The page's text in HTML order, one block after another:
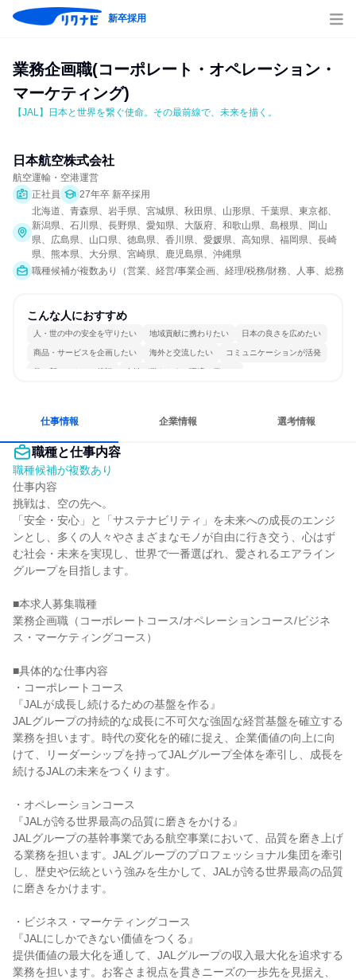
新卒採用
業務企画職(コーポレート・オペレーション・
マーケティング)
【JAL】日本と世界を繋ぐ使命。その最前線で、未来を描く。
日本航空株式会社
航空運輸・空港運営
正社員
27年卒 新卒採用
北海道、青森県、岩手県、宮城県、秋田県、山形県、千葉県、東京都、
新潟県、石川県、長野県、愛知県、大阪府、和歌山県、島根県、岡山
県、広島県、山口県、徳島県、香川県、愛媛県、高知県、福岡県、長崎
県、熊本県、大分県、宮崎県、鹿児島県、沖縄県
職種候補が複数あり（営業、経営/事業企画、経理/税務/財務、人事、総務
こんな人におすすめ
人・世の中の安全を守りたい 地域貢献に携わりたい 日本の良さを広めたい
商品・サービスを企画したい 海外と交流したい コミュニケーションが活発
常に新しいものに挑戦 女性が働きやすい環境で働ける
仕事情報 企業情報 選考情報
職種と仕事内容
職種候補が複数あり
仕事内容
挑戦は、空の先へ。
「安全・安心」と「サステナビリティ」を未来への成長のエンジ
ンとし、多くの人々やさまざまなモノが自由に行き交う、心はず
む社会・未来を実現し、世界で一番選ばれ、愛されるエアライン
グループを目指します。
■本求人募集職種
業務企画職（コーポレートコース/オペレーションコース/ビジネ
ス・マーケティングコース）
■具体的な仕事内容
・コーポレートコース
『JALが成長し続けるための基盤を作る』
JALグループの持続的な成長に不可欠な強固な経営基盤を確立する
業務を担います。時代の変化を的確に捉え、企業価値の向上に向
けて、リーダーシップを持ってJALグループ全体を牽引し、成長を
続けるJALの未来をつくります。
・オペレーションコース
『JALが誇る世界最高の品質に磨きをかける』
JALグループの基幹事業である航空事業において、品質を磨き上げ
る業務を担います。JALグループのプロフェッショナル集団を牽引
し、歴史や伝統という強みを生かして、JALが誇る世界最高の品質
に磨きをかけます。
・ビジネス・マーケティングコース
『JALにしかできない価値をつくる』
提供価値の最大化を通して、JALグループの収入最大化を追求する
業務を担います。お客さま視点を貫きニーズの一歩先を見据え、